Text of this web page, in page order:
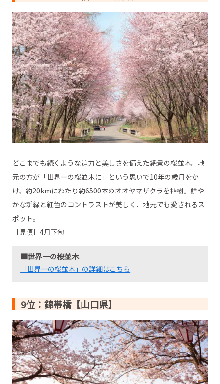
どこまでも続くような迫力と美しさを備えた絶景の桜並木。地
元の方が「世界一の桜並木に」という思いで10年の歳月をか
け、約20kmにわたり約6500本のオオヤマザクラを植樹。鮮や
かな新緑と紅色のコントラストが美しく、地元でも愛されるス
ポット。
［見頃］4月下旬
■世界一の桜並木
「世界一の桜並木」の詳細はこちら
9位：錦帯橋【山口県】